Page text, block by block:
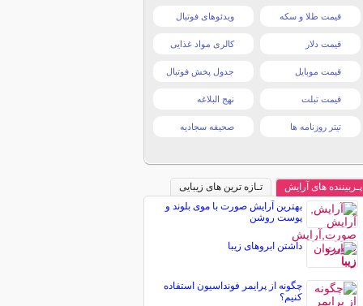
قیمت طلا و سکه ویدئوهای فوتبال
قیمت دلار کالری مواد غذایی
قیمت موبایل جدول پخش فوتبال
قیمت تبلت نهج البلاغه
تیتر روزنامه ها صحیفه سجادیه
پـربیننده های آرایش
تـازه ترین های زیبایی
بهترین آرایش صورت با موی بلوند و
پوست روشن
داشتن ابروهای زیبا
چگونه از پرایمر فونداسیون استفاده
کنیم؟